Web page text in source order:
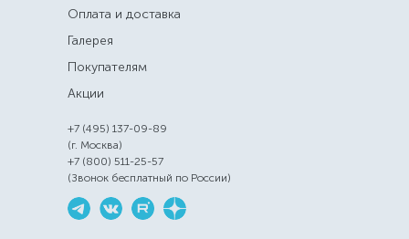
Оплата и доставка
Галерея
Покупателям
Акции
+7 (495) 137-09-89
(г. Москва)
+7 (800) 511-25-57
(Звонок бесплатный по России)